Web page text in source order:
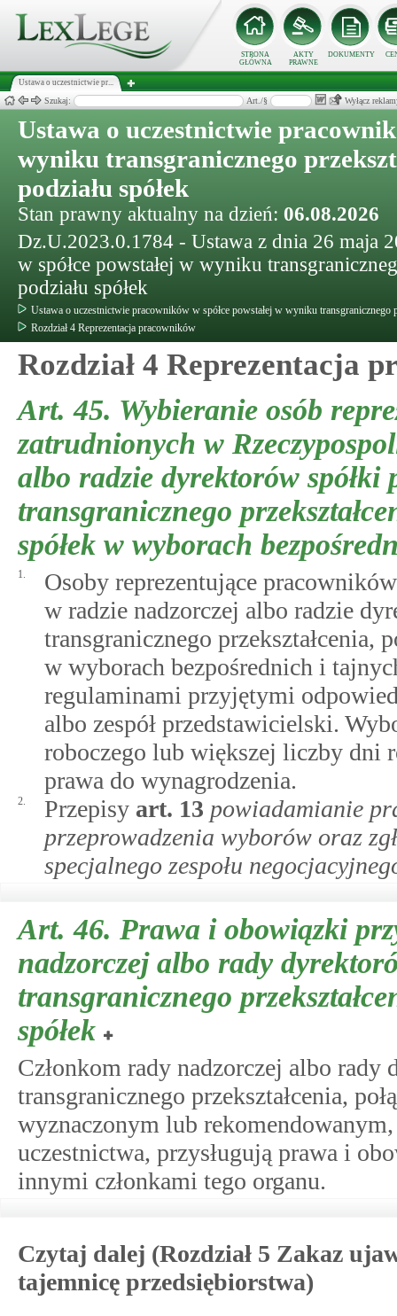
STRONA
GŁÓWNA
AKTY
PRAWNE
DOKUMENTY
Ustawa o uczestnictwie pr...
Szukaj: Art./§ Wyłącz
Ustawa o uczestnictwie
wyniku transgranicznego
podziału spółek
Stan prawny aktualny na dzień: 06.08.2026
Dz.U.2023.0.1784 - Ustawa z dnia 26 maja
w spółce powstałej w wyniku
podziału spółek
Ustawa o uczestnictwie pracowników w spółce powstałej w wyniku transgranicznego
Rozdział 4 Reprezentacja pracowników
Rozdział 4 Reprezentacja
Art. 45. Wybieranie osób
zatrudnionych w
albo radzie dyrektorów spółki
transgranicznego
spółek w wyborach
1.
Osoby reprezentujące
w radzie nadzorczej albo radzie
transgranicznego przekształcenia,
w wyborach bezpośrednich i
regulaminami przyjętymi
albo zespół przedstawicielski.
roboczego lub większej liczby dni
prawa do wynagrodzenia.
2. Przepisy art. 13 powiadamianie
przeprowadzenia wyborów oraz
specjalnego zespołu
Art. 46. Prawa i obowiązki
nadzorczej albo rady
transgranicznego
spółek
Członkom rady nadzorczej albo
transgranicznego przekształcenia,
wyznaczonym lub
uczestnictwa, przysługują prawa i
innymi członkami tego organu.
Czytaj dalej (Rozdział 5 Zakaz
tajemnicę przedsiębiorstwa)